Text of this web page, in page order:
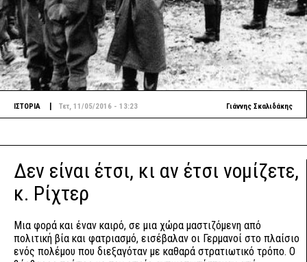
ΙΣΤΟΡΙΑ Τετ, 11/05/2016 - 13:23 Γιάννης Σκαλιδάκης
Δεν είναι έτσι, κι αν έτσι νομίζετε,
κ. Ρίχτερ
Μια φορά και έναν καιρό, σε μια χώρα μαστιζόμενη από
πολιτική βία και φατριασμό, εισέβαλαν οι Γερμανοί στο πλαίσιο
ενός πολέμου που διεξαγόταν με καθαρά στρατιωτικό τρόπο. Ο